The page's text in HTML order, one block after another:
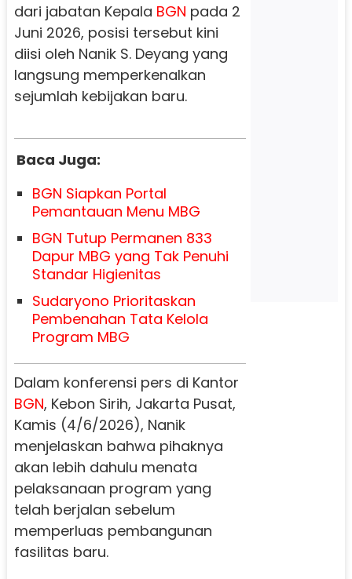
dari jabatan Kepala BGN pada 2
Juni 2026, posisi tersebut kini
diisi oleh Nanik S. Deyang yang
langsung memperkenalkan
sejumlah kebijakan baru.
Baca Juga:
BGN Siapkan Portal
Pemantauan Menu MBG
BGN Tutup Permanen 833
Dapur MBG yang Tak Penuhi
Standar Higienitas
Sudaryono Prioritaskan
Pembenahan Tata Kelola
Program MBG
Dalam konferensi pers di Kantor
BGN, Kebon Sirih, Jakarta Pusat,
Kamis (4/6/2026), Nanik
menjelaskan bahwa pihaknya
akan lebih dahulu menata
pelaksanaan program yang
telah berjalan sebelum
memperluas pembangunan
fasilitas baru.